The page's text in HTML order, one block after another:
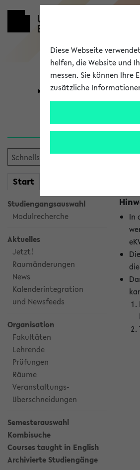
Universität
Start
Studiengangsauswahl
Modulrecherche
Aktuelles
Jetzt!
Raumänderungen
News
Kalenderintegration
und Newsfeeds
Organisation
Fakultäten
Lehrende
Prüfungen
Räume
Veranstaltungs-
überschneidungen
Semesterauswahl
Kombisuche
Courses taught in English
Archivierte Studiengänge
In
Diese Webseite
helfen, die Website und
messen. Sie können
zusätzliche